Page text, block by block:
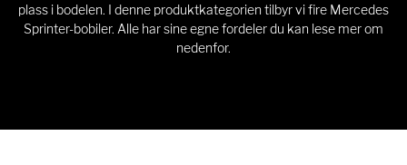
plass i bodelen. I denne produktkategorien tilbyr vi fire Mercedes
Sprinter-bobiler. Alle har sine egne fordeler du kan lese mer om
nedenfor.